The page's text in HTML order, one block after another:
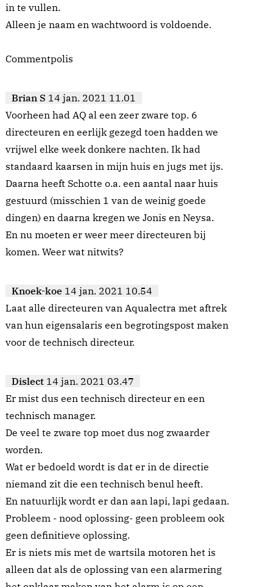
in te vullen.
Alleen je naam en wachtwoord is voldoende.
Commentpolis
Brian S 14 jan. 2021 11.01
Voorheen had AQ al een zeer zware top. 6
directeuren en eerlijk gezegd toen hadden we
vrijwel elke week donkere nachten. Ik had
standaard kaarsen in mijn huis en jugs met ijs.
Daarna heeft Schotte o.a. een aantal naar huis
gestuurd (misschien 1 van de weinig goede
dingen) en daarna kregen we Jonis en Neysa.
En nu moeten er weer meer directeuren bij
komen. Weer wat nitwits?
Knoek-koe 14 jan. 2021 10.54
Laat alle directeuren van Aqualectra met aftrek
van hun eigensalaris een begrotingspost maken
voor de technisch directeur.
Dislect 14 jan. 2021 03.47
Er mist dus een technisch directeur en een
technisch manager.
De veel te zware top moet dus nog zwaarder
worden.
Wat er bedoeld wordt is dat er in de directie
niemand zit die een technisch benul heeft.
En natuurlijk wordt er dan aan lapi, lapi gedaan.
Probleem - nood oplossing- geen probleem ook
geen definitieve oplossing.
Er is niets mis met de wartsila motoren het is
alleen dat als de oplossing van een alarmering